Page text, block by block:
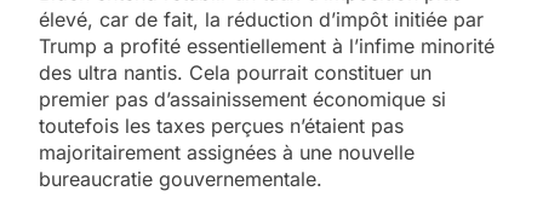
élevé, car de fait, la réduction d’impôt initiée par
Trump a profité essentiellement à l’infime minorité
des ultra nantis. Cela pourrait constituer un
premier pas d’assainissement économique si
toutefois les taxes perçues n’étaient pas
majoritairement assignées à une nouvelle
bureaucratie gouvernementale.